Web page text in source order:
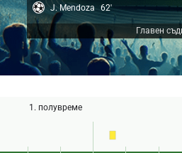
J. Mendoza
62'
Главен
1. полувреме